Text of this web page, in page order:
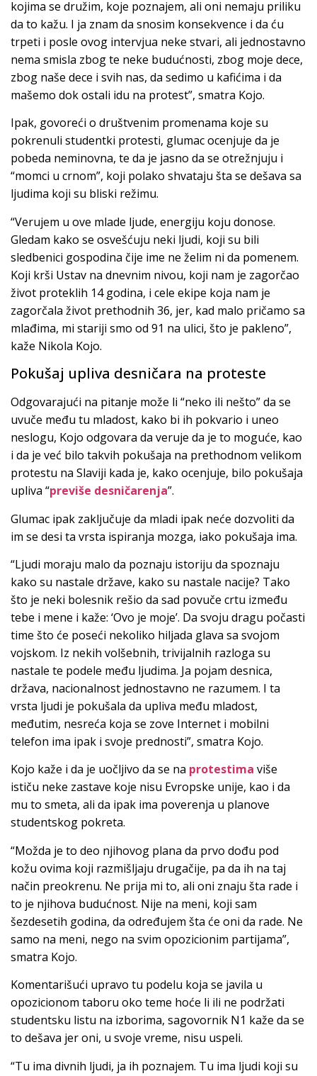
kojima se družim, koje poznajem, ali oni nemaju priliku
da to kažu. I ja znam da snosim konsekvence i da ću
trpeti i posle ovog intervjua neke stvari, ali jednostavno
nema smisla zbog te neke budućnosti, zbog moje dece,
zbog naše dece i svih nas, da sedimo u kafićima i da
mašemo dok ostali idu na protest”, smatra Kojo.
Ipak, govoreći o društvenim promenama koje su
pokrenuli studentki protesti, glumac ocenjuje da je
pobeda neminovna, te da je jasno da se otrežnjuju i
“momci u crnom”, koji polako shvataju šta se dešava sa
ljudima koji su bliski režimu.
“Verujem u ove mlade ljude, energiju koju donose.
Gledam kako se osvešćuju neki ljudi, koji su bili
sledbenici gospodina čije ime ne želim ni da pomenem.
Koji krši Ustav na dnevnim nivou, koji nam je zagorčao
život proteklih 14 godina, i cele ekipe koja nam je
zagorčala život prethodnih 36, jer, kad malo pričamo sa
mlađima, mi stariji smo od 91 na ulici, što je pakleno”,
kaže Nikola Kojo.
Pokušaj upliva desničara na proteste
Odgovarajući na pitanje može li “neko ili nešto” da se
uvuče među tu mladost, kako bi ih pokvario i uneo
neslogu, Kojo odgovara da veruje da je to moguće, kao
i da je već bilo takvih pokušaja na prethodnom velikom
protestu na Slaviji kada je, kako ocenjuje, bilo pokušaja
upliva “previše desničarenja”.
Glumac ipak zaključuje da mladi ipak neće dozvoliti da
im se desi ta vrsta ispiranja mozga, iako pokušaja ima.
“Ljudi moraju malo da poznaju istoriju da spoznaju
kako su nastale države, kako su nastale nacije? Tako
što je neki bolesnik rešio da sad povuče crtu između
tebe i mene i kaže: ‘Ovo je moje’. Da svoju dragu počasti
time što će poseći nekoliko hiljada glava sa svojom
vojskom. Iz nekih volšebnih, trivijalnih razloga su
nastale te podele među ljudima. Ja pojam desnica,
država, nacionalnost jednostavno ne razumem. I ta
vrsta ljudi je pokušala da upliva među mladost,
međutim, nesreća koja se zove Internet i mobilni
telefon ima ipak i svoje prednosti”, smatra Kojo.
Kojo kaže i da je uočljivo da se na protestima više
ističu neke zastave koje nisu Evropske unije, kao i da
mu to smeta, ali da ipak ima poverenja u planove
studentskog pokreta.
“Možda je to deo njihovog plana da prvo dođu pod
kožu ovima koji razmišljaju drugačije, pa da ih na taj
način preokrenu. Ne prija mi to, ali oni znaju šta rade i
to je njihova budućnost. Nije na meni, koji sam
šezdesetih godina, da određujem šta će oni da rade. Ne
samo na meni, nego na svim opozicionim partijama”,
smatra Kojo.
Komentarišući upravo tu podelu koja se javila u
opozicionom taboru oko teme hoće li ili ne podržati
studentsku listu na izborima, sagovornik N1 kaže da se
to dešava jer oni, u svoje vreme, nisu uspeli.
“Tu ima divnih ljudi, ja ih poznajem. Tu ima ljudi koji su